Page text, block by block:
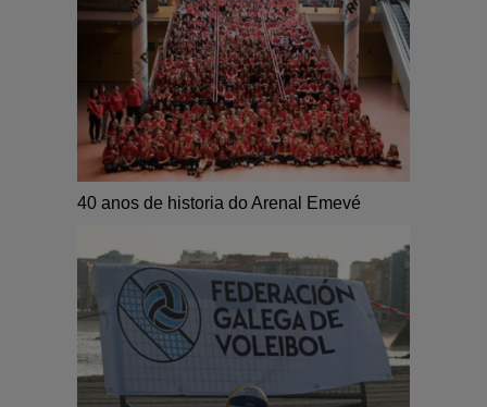
40 anos de historia do Arenal Emevé